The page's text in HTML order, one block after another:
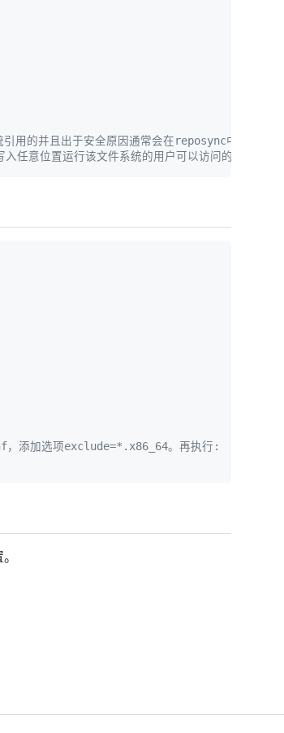
用的并且出于安全原因通常会在reposync中跳过。
意位置运行该文件系统的用户可以访问的文件系统。
添加选项exclude=*.x86_64。再执行: